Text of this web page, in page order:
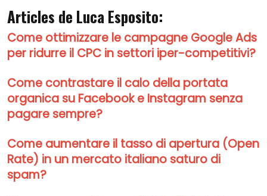
Articles de Luca Esposito:
Come ottimizzare le campagne Google Ads
per ridurre il CPC in settori iper-competitivi?
Come contrastare il calo della portata
organica su Facebook e Instagram senza
pagare sempre?
Come aumentare il tasso di apertura (Open
Rate) in un mercato italiano saturo di
spam?